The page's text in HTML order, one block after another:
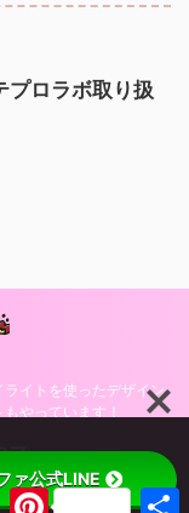
プロラボ取り扱
イトを使ったデザイン
やっています！
デザインのブログ！
T
P
ァ公式LINE